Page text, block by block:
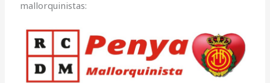
mallorquinistas: